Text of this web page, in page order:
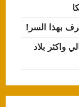
واكثر بلاد